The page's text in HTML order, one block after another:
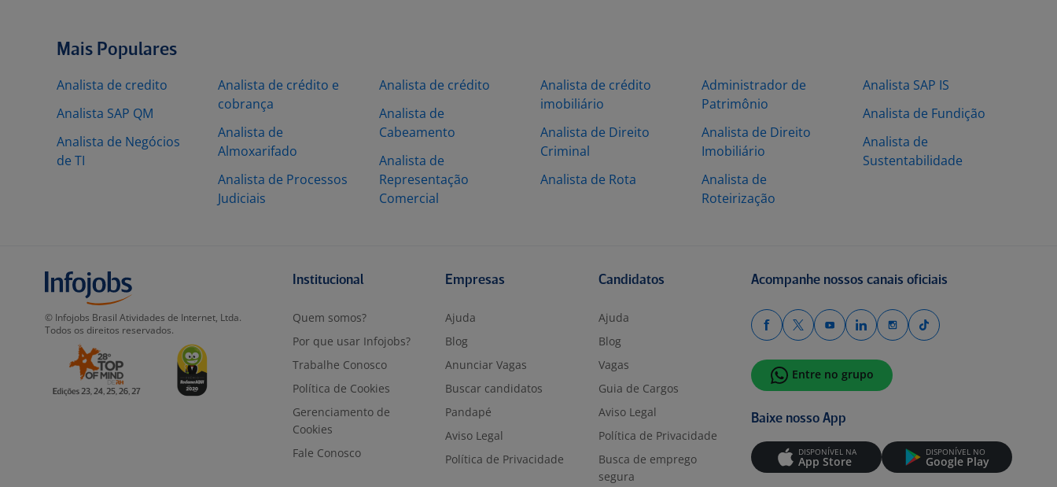
Mais Populares
Analista de credito
Analista SAP QM
Analista de Negócios
de TI
Analista de crédito e
cobrança
Analista de
Almoxarifado
Analista de Processos
Judiciais
Analista de crédito
Analista de
Cabeamento
Analista de
Representação
Comercial
Analista de crédito
imobiliário
Analista de Direito
Criminal
Analista de Rota
Administrador de
Patrimônio
Analista de Direito
Imobiliário
Analista de
Roteirização
Analista SAP IS
Analista de Fundição
Analista de
Sustentabilidade
© Infojobs Brasil Atividades de Internet, Ltda.
Todos os direitos reservados.
Institucional
Quem somos?
Por que usar Infojobs?
Trabalhe Conosco
Política de Cookies
Gerenciamento de
Cookies
Fale Conosco
Empresas
Ajuda
Blog
Anunciar Vagas
Buscar candidatos
Pandapé
Aviso Legal
Política de Privacidade
Candidatos
Ajuda
Blog
Vagas
Guia de Cargos
Aviso Legal
Política de Privacidade
Busca de emprego
segura
Acompanhe nossos canais oficiais
Entre no grupo
Baixe nosso App
DISPONÍVEL NA
App Store
DISPONÍVEL NO
Google Play